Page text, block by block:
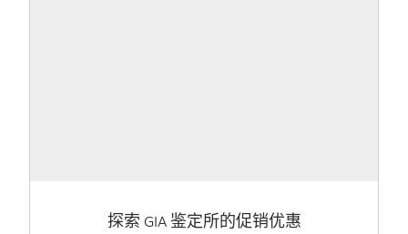
探索 GIA 鉴定所的促销优惠